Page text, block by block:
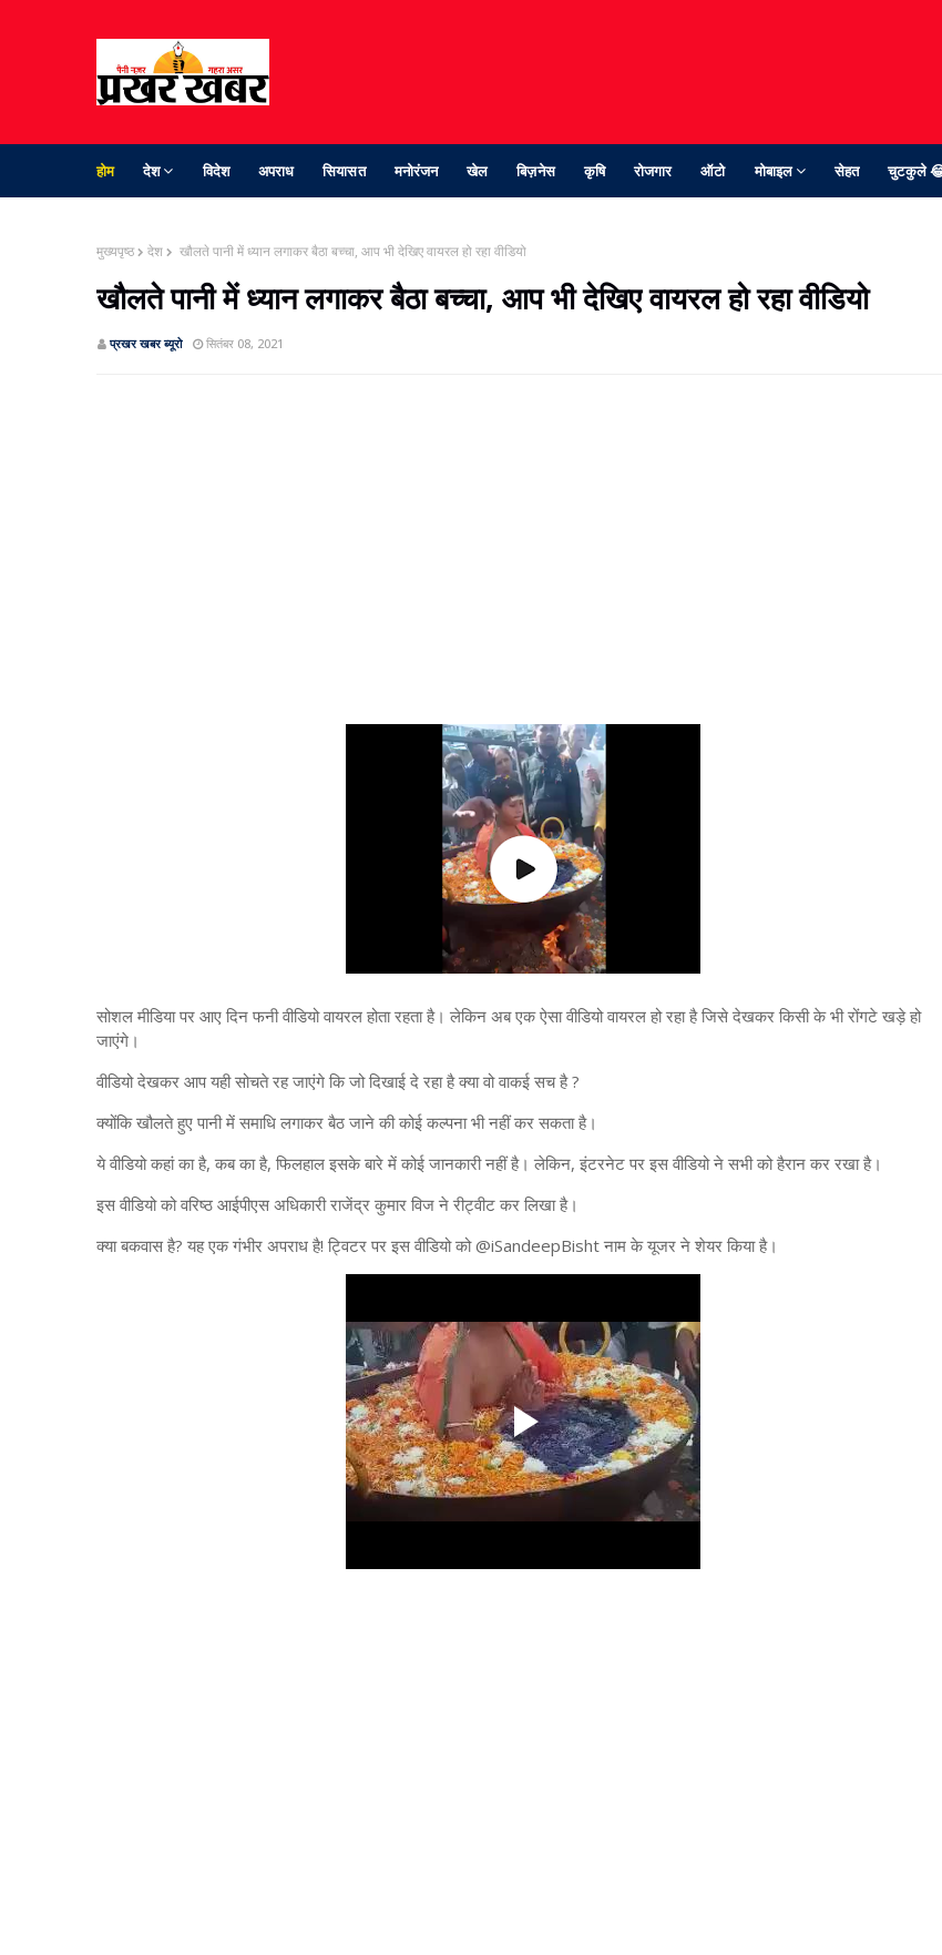
होम देश विदेश अपराध सियासत मनोरंजन खेल बिज़नेस कृषि रोजगार ऑटो मोबाइल सेहत चुटकुले
मुख्यपृष्ठ देश खौलते पानी में ध्यान लगाकर बैठा बच्चा, आप भी देखिए वायरल हो रहा वीडियो
खौलते पानी में ध्यान लगाकर बैठा बच्चा, आप भी देखिए वायरल हो रहा वीडियो
प्रखर खबर ब्‍यूरो सितंबर 08, 2021
सोशल मीडिया पर आए दिन फनी वीडियो वायरल होता रहता है। लेकिन अब एक ऐसा वीडियो वायरल हो रहा है जिसे देखकर किसी के भी रोंगटे खड़े हो
जाएंगे।
वीडियो देखकर आप यही सोचते रह जाएंगे कि जो दिखाई दे रहा है क्या वो वाकई सच है ?
क्योंकि खौलते हुए पानी में समाधि लगाकर बैठ जाने की कोई कल्पना भी नहीं कर सकता है।
ये वीडियो कहां का है, कब का है, फिलहाल इसके बारे में कोई जानकारी नहीं है। लेकिन, इंटरनेट पर इस वीडियो ने सभी को हैरान कर रखा है।
इस वीडियो को वरिष्ठ आईपीएस अधिकारी राजेंद्र कुमार विज ने रीट्वीट कर लिखा है।
क्या बकवास है? यह एक गंभीर अपराध है! ट्विटर पर इस वीडियो को @iSandeepBisht नाम के यूजर ने शेयर किया है।